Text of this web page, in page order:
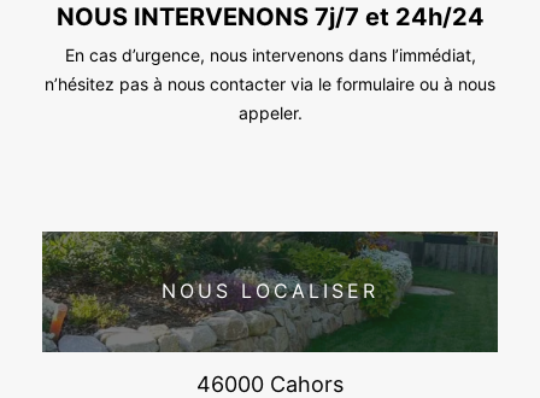
NOUS INTERVENONS 7j/7 et 24h/24
En cas d’urgence, nous intervenons dans l’immédiat,
n’hésitez pas à nous contacter via le formulaire ou à nous
appeler.
NOUS LOCALISER
46000 Cahors